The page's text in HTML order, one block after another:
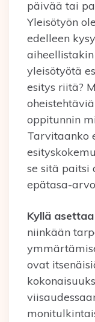
päivää tai
Yleisötyön
edelleen
yleisötyötä
esitys riitä?
oppitunnin
Tarvitaanko
se sitä paitsi
epätasa-
Kyllä
niinkään
ovat